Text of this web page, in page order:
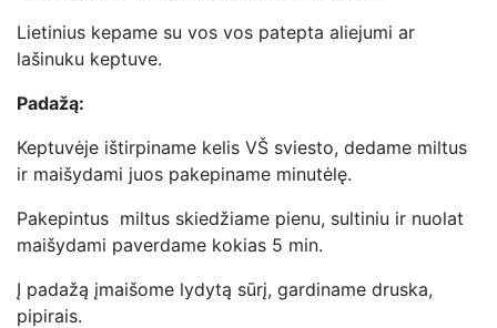
Lietinius kepame su vos vos patepta aliejumi ar
lašinuku keptuve.
Padažą:
Keptuvėje ištirpiname kelis VŠ sviesto, dedame miltus
ir maišydami juos pakepiname minutėlę.
Pakepintus miltus skiedžiame pienu, sultiniu ir nuolat
maišydami paverdame kokias 5 min.
Į padažą įmaišome lydytą sūrį, gardiname druska,
pipirais.